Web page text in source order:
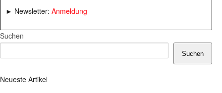
► Newsletter: Anmeldung
Suchen
Suchen
Neueste Artikel